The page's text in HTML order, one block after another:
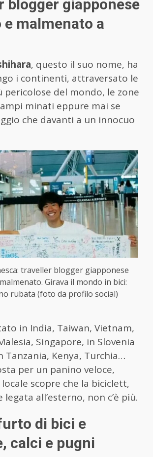
blogger giapponese
malmenato a
, questo il suo nome, ha
i continenti, attraversato le
pericolose del mondo, le zone
minati eppure mai se
che davanti a un innocuo
traveller blogger giapponese
Girava il mondo in bici:
rubata (foto da profilo social)
in India, Taiwan, Vietnam,
Singapore, in Slovenia
Tanzania, Kenya, Turchia…
per un panino veloce,
locale scopre che la biciclett,
all’esterno, non c’è più.
di bici e
calci e pugni